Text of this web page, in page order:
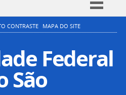
Simplifique!
Participe
Acesso à informação
Legislação
CONTRASTE MAPA DO SITE
Federal
São